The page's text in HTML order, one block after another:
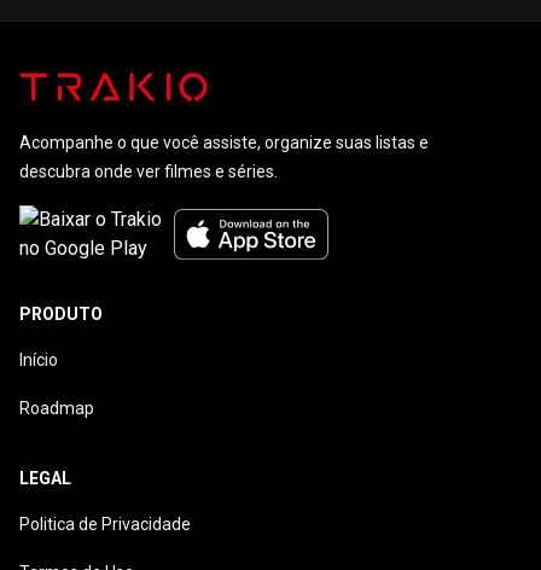
Acompanhe o que você assiste, organize suas listas e
descubra onde ver filmes e séries.
PRODUTO
Início
Roadmap
LEGAL
Politica de Privacidade